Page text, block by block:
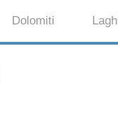
Dolomiti